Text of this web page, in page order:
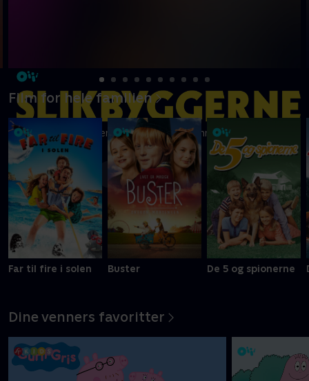
Ni kreative børn kæmper om at blive Danmarks vildeste
slikbygger
Mere info
Film for hele familien
Far til fire i solen Buster De 5 og spionerne
Dine venners favoritter